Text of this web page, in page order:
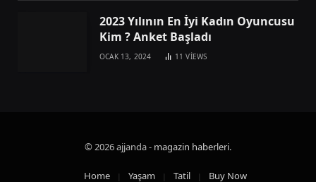
2023 Yılının En İyi Kadın Oyuncusu
Kim ? Anket Başladı
OCAK 13, 2024 11VIEWS
© 2026 ajjanda - magazin haberleri.
Home Yaşam Tatil Buy Now